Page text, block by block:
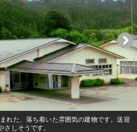
れた、落ち着いた雰囲気の建物です。送迎
さしそうです。